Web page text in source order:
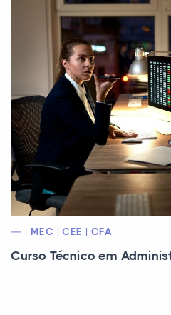
MEC | CEE | CFA
Curso Técnico em